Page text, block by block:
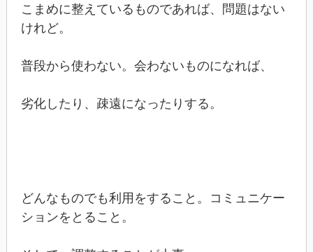
こまめに整えているものであれば、問題はない
けれど。
普段から使わない。会わないものになれば、
劣化したり、疎遠になったりする。
どんなものでも利用をすること。コミュニケー
ションをとること。